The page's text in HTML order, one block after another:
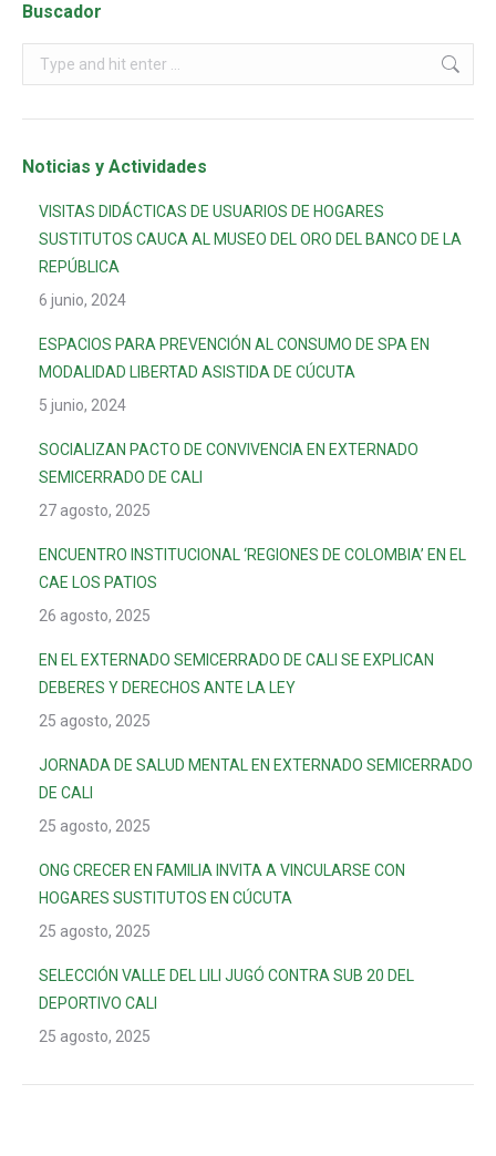
Buscador
Noticias y Actividades
VISITAS DIDÁCTICAS DE USUARIOS DE HOGARES
SUSTITUTOS CAUCA AL MUSEO DEL ORO DEL BANCO DE LA
REPÚBLICA
6 junio, 2024
ESPACIOS PARA PREVENCIÓN AL CONSUMO DE SPA EN
MODALIDAD LIBERTAD ASISTIDA DE CÚCUTA
5 junio, 2024
SOCIALIZAN PACTO DE CONVIVENCIA EN EXTERNADO
SEMICERRADO DE CALI
27 agosto, 2025
ENCUENTRO INSTITUCIONAL ‘REGIONES DE COLOMBIA’ EN EL
CAE LOS PATIOS
26 agosto, 2025
EN EL EXTERNADO SEMICERRADO DE CALI SE EXPLICAN
DEBERES Y DERECHOS ANTE LA LEY
25 agosto, 2025
JORNADA DE SALUD MENTAL EN EXTERNADO SEMICERRADO
DE CALI
25 agosto, 2025
ONG CRECER EN FAMILIA INVITA A VINCULARSE CON
HOGARES SUSTITUTOS EN CÚCUTA
25 agosto, 2025
SELECCIÓN VALLE DEL LILI JUGÓ CONTRA SUB 20 DEL
DEPORTIVO CALI
25 agosto, 2025